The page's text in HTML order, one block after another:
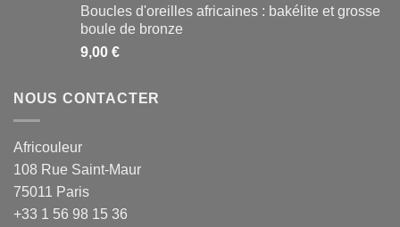
Boucles d'oreilles africaines : bakélite et grosse
boule de bronze
9,00 €
NOUS CONTACTER
Africouleur
108 Rue Saint-Maur
75011 Paris
+33 1 56 98 15 36